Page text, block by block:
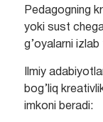
Pedagogning
yoki sust
g’oyalarni
Ilmiy
bog’liq
imkoni beradi: